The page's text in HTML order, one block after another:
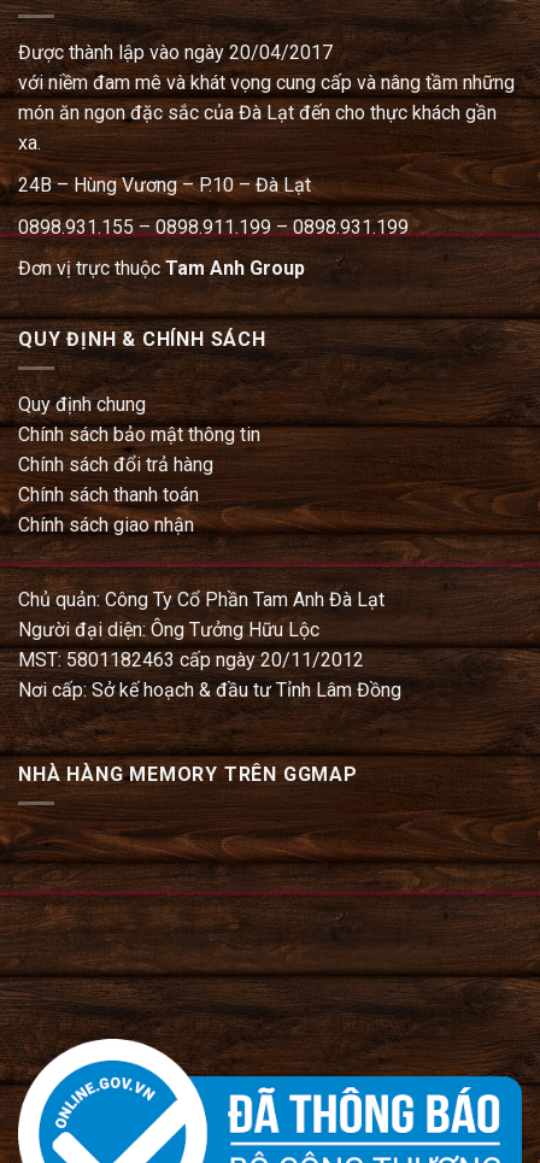
Được thành lập vào ngày 20/04/2017
với niềm đam mê và khát vọng cung cấp và nâng tầm những
món ăn ngon đặc sắc của Đà Lạt đến cho thực khách gần
xa.
24B – Hùng Vương – P.10 – Đà Lạt
0898.931.155 – 0898.911.199 – 0898.931.199
Đơn vị trực thuộcTam Anh Group
QUY ĐỊNH & CHÍNH SÁCH
Quy định chung
Chính sách bảo mật thông tin
Chính sách đổi trả hàng
Chính sách thanh toán
Chính sách giao nhận
Chủ quản: Công Ty Cổ Phần Tam Anh Đà Lạt
Người đại diện: Ông Tưởng Hữu Lộc
MST: 5801182463 cấp ngày 20/11/2012
Nơi cấp: Sở kế hoạch & đầu tư Tỉnh Lâm Đồng
NHÀ HÀNG MEMORY TRÊN GGMAP